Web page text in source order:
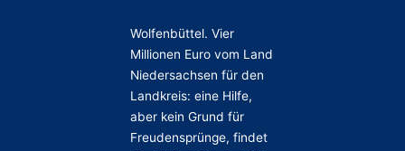
Wolfenbüttel. Vier
Millionen Euro vom Land
Niedersachsen für den
Landkreis: eine Hilfe,
aber kein Grund für
Freudensprünge, findet